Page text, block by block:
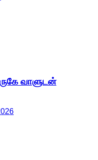
வாளுடன்